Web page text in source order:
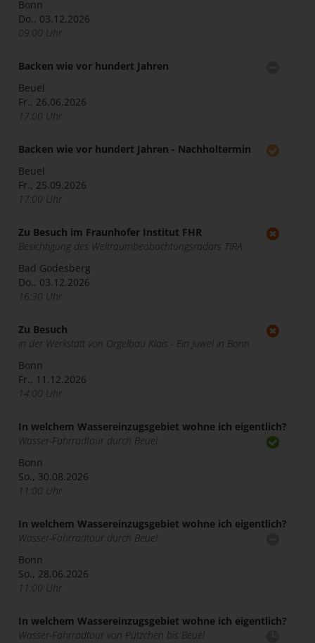
Bonn
Do., 03.12.2026
09:00 Uhr
Backen wie vor hundert Jahren
Beuel
Fr., 26.06.2026
17:00 Uhr
Backen wie vor hundert Jahren - Nachholtermin
Beuel
Fr., 25.09.2026
17:00 Uhr
Zu Besuch im Fraunhofer Institut FHR
Besichtigung des Weltraumbeobachtungsradars TIRA
Bad Godesberg
Do., 03.12.2026
16:30 Uhr
Zu Besuch
in der Werkstatt von Orgelbau Klais - Ein Juwel in Bonn
Bonn
Fr., 11.12.2026
14:00 Uhr
In welchem Wassereinzugsgebiet wohne ich eigentlich?
Wasser-Fahrradtour durch Beuel
Bonn
So., 30.08.2026
11:00 Uhr
In welchem Wassereinzugsgebiet wohne ich eigentlich?
Wasser-Fahrradtour durch Beuel
Bonn
So., 28.06.2026
11:00 Uhr
In welchem Wassereinzugsgebiet wohne ich eigentlich?
Wasser-Fahrradtour von Pützchen bis Beuel